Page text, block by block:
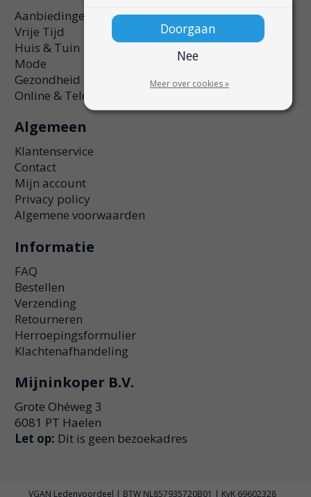
Aanbiedingen
Vrije Tijd
Huis & Tuin
Mode
Gezondheid
Online & Telefonie
Algemeen
Klantenservice
Contact
Mijn account
Privacy policy
Algemene voorwaarden
Informatie
FAQ
Bestellen
Verzending
Retourneren
Herroepingsformulier
Klachtenafhandeling
Mijninkoper B.V.
Grote Ohéweg 3
6081 PT Haelen
Let op: Dit is geen bezoekadres
VGAN Ledenvoordeel | BTW NL857935720B01 | KvK 69602328
Doorgaan
Nee
Meer over cookies »